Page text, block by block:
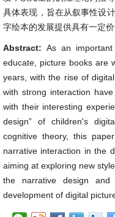
具体表现，旨在从叙事性设
字绘本的发展提供具有一定价
Abstract:As an
educate, picture books are
years, with the rise of
with strong interaction
with their interesting
design” of children's
cognitive theory, this
narrative interaction in the
aiming at exploring new
the narrative design and
development of digital